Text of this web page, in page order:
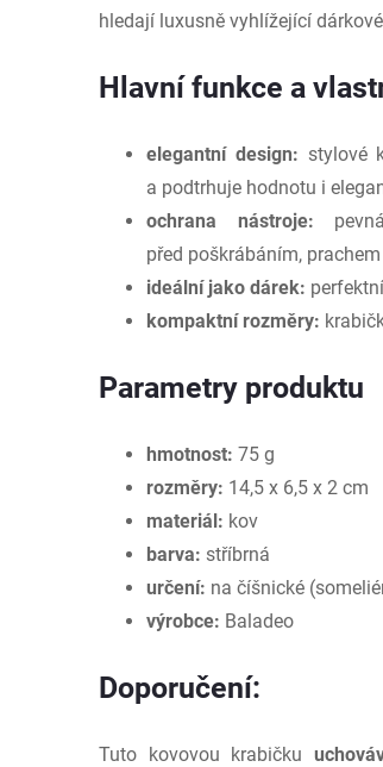
hledají luxusně vyhlížející
Hlavní funkce a
elegantní design: stylové
a podtrhuje hodnotu i
ochrana nástroje:
před poškrábáním,
ideální jako dárek:
kompaktní rozměry:
Parametry produktu
hmotnost: 75 g
rozměry: 14,5 x 6,5 x 2 cm
materiál: kov
barva: stříbrná
určení: na číšnické
výrobce: Baladeo
Doporučení:
Tuto kovovou krabičku